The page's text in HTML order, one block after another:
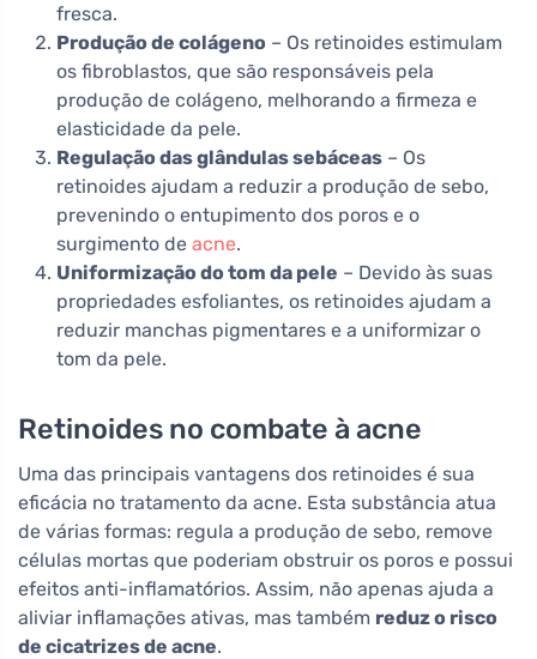
fresca.
Produção de colágeno – Os retinoides estimulam
os fibroblastos, que são responsáveis pela
produção de colágeno, melhorando a firmeza e
elasticidade da pele.
Regulação das glândulas sebáceas – Os
retinoides ajudam a reduzir a produção de sebo,
prevenindo o entupimento dos poros e o
surgimento de acne.
Uniformização do tom da pele – Devido às suas
propriedades esfoliantes, os retinoides ajudam a
reduzir manchas pigmentares e a uniformizar o
tom da pele.
Retinoides no combate à acne
Uma das principais vantagens dos retinoides é sua
eficácia no tratamento da acne. Esta substância atua
de várias formas: regula a produção de sebo, remove
células mortas que poderiam obstruir os poros e possui
efeitos anti-inflamatórios. Assim, não apenas ajuda a
aliviar inflamações ativas, mas também reduz o risco
de cicatrizes de acne.